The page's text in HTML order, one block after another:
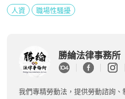
人資 職場性騷擾
勝綸法律事務所
我們專精勞動法，提供勞動諮詢